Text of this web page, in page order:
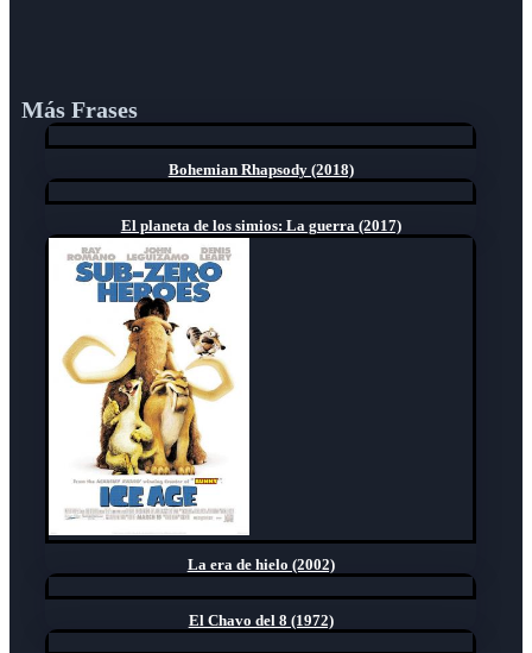
Más Frases
Bohemian Rhapsody (2018)
El planeta de los simios: La guerra (2017)
La era de hielo (2002)
El Chavo del 8 (1972)